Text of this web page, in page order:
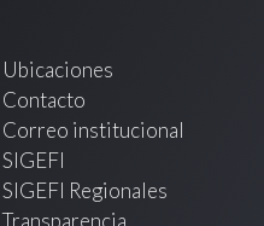
Ubicaciones
Contacto
Correo institucional
SIGEFI
SIGEFI Regionales
Transparencia